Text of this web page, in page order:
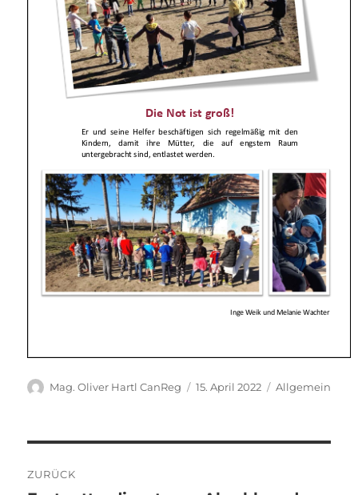
Autor
Mag. Oliver Hartl CanReg
Veröffentlicht
15. April 2022 Kategorien
Allgemein
ZURÜCK